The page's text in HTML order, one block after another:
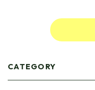
CATEGORY